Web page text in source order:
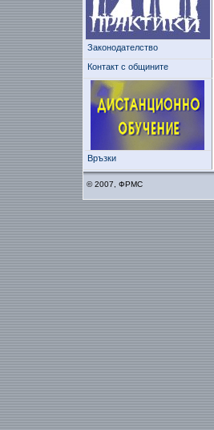
Законодателство
Контакт с общините
Връзки
© 2007, ФРМС